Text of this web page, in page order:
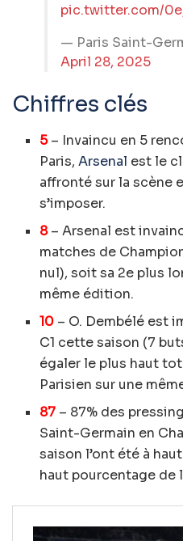
pic.twitter.com/
— Paris Saint-
April 28, 2025
Chiffres clés
5– Invaincu en 5
Paris,Arsenal est le
affronté sur la scène
s’imposer.
8– Arsenal est
matches de
nul), soit sa 2e plus
même édition.
10 – O. Dembélé est
C1 cette saison (7
égaler le plus haut
Parisien sur une
87 – 87% des
Saint-Germain en
saison l’ont été à
haut pourcentage de